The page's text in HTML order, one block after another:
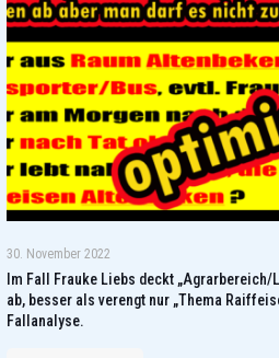
30. November 2022
Im Fall Frauke Liebs deckt
ab, besser als verengt nur „Thema
Fallanalyse.